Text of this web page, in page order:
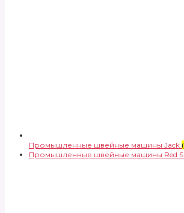
Промышленные швейные машины Jack
Промышленные швейные машины Red